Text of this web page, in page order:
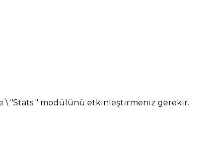
\ "Stats " modülünü etkinleştirmeniz gerekir.